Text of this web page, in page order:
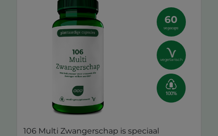
60
vegacaps
vegetarisch
106 Multi Zwangerschap is speciaal